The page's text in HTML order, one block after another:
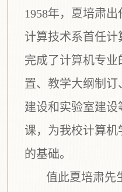
1958年，夏培肃
计算技术系首任
完成了计算机专
置、教学大纲制
建设和实验室建
课，为我校计算
的基础。
值此夏培肃先